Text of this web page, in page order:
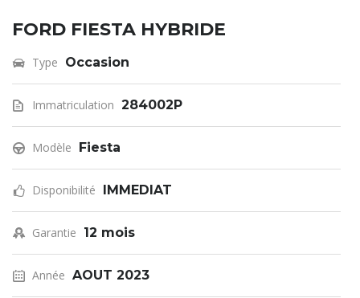
FORD FIESTA HYBRIDE
Type Occasion
Immatriculation 284002P
Modèle Fiesta
Disponibilité IMMEDIAT
Garantie 12 mois
Année AOUT 2023